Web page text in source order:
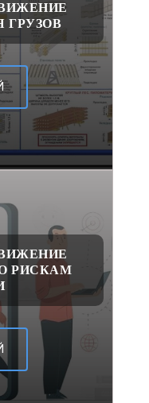
ГРУЗОВ
РИСКАМ